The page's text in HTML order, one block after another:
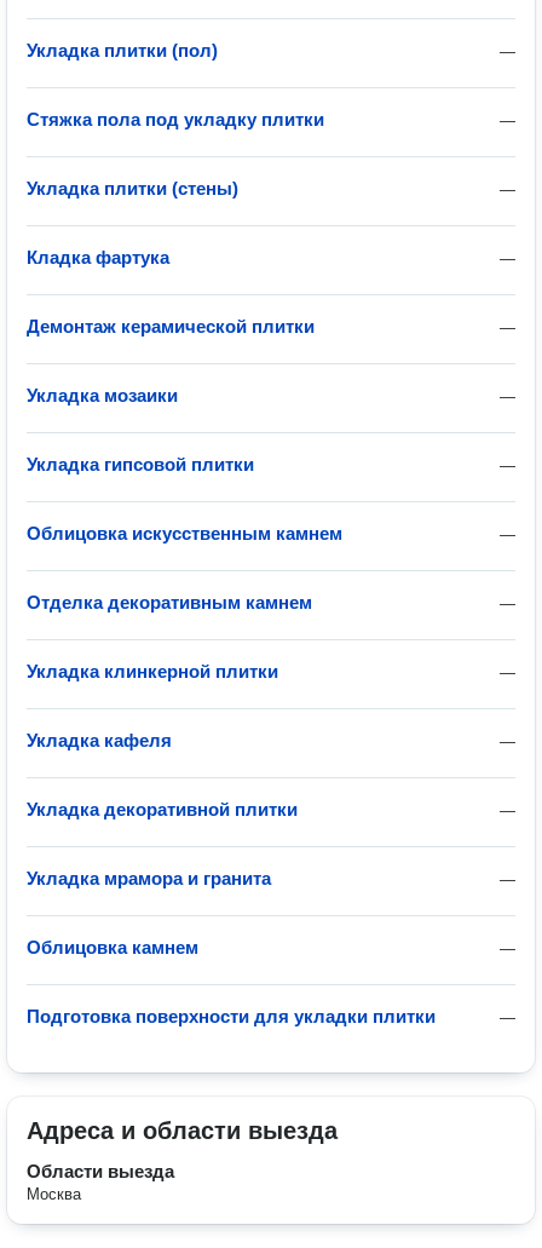
—
Укладка плитки (пол)
—
Стяжка пола под укладку плитки
—
Укладка плитки (стены)
—
Кладка фартука
—
Демонтаж керамической плитки
—
Укладка мозаики
—
Укладка гипсовой плитки
—
Облицовка искусственным камнем
—
Отделка декоративным камнем
—
Укладка клинкерной плитки
—
Укладка кафеля
—
Укладка декоративной плитки
—
Укладка мрамора и гранита
—
Облицовка камнем
—
Подготовка поверхности для укладки плитки
Адреса и области выезда
Области выезда
Москва